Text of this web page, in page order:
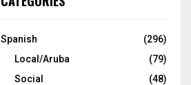
Spanish
(296)
Local/Aruba
(79)
Social
(48)